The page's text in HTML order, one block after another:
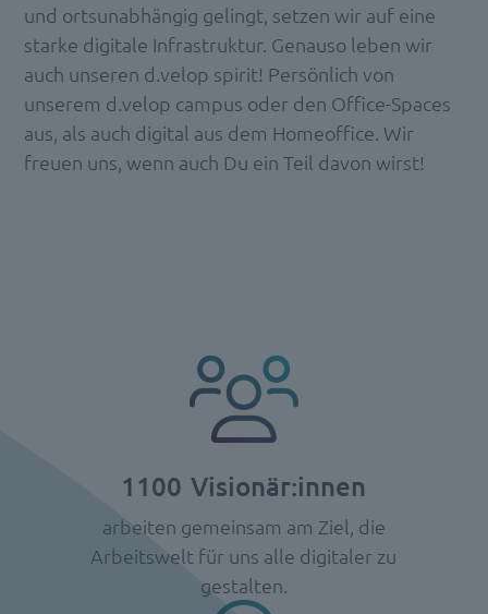
und ortsunabhängig gelingt, setzen wir auf eine
starke digitale Infrastruktur. Genauso leben wir
auch unseren d.velop spirit! Persönlich von
unserem d.velop campus oder den Office-Spaces
aus, als auch digital aus dem Homeoffice. Wir
freuen uns, wenn auch Du ein Teil davon wirst!
1100 Visionär:innen
arbeiten gemeinsam am Ziel, die
Arbeitswelt für uns alle digitaler zu
gestalten.